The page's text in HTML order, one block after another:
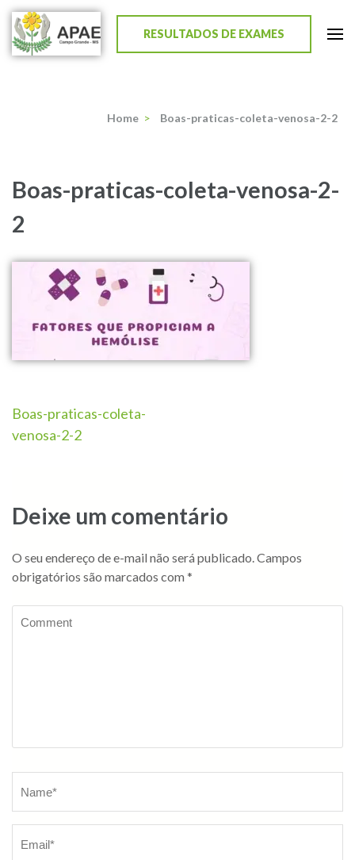
APAE de Campo Grande
RESULTADOS DE EXAMES
Home > Boas-praticas-coleta-venosa-2-2
Boas-praticas-coleta-venosa-2-
2
Boas-praticas-coleta-
venosa-2-2
Deixe um comentário
O seu endereço de e-mail não será publicado.Campos
obrigatórios são marcados com *